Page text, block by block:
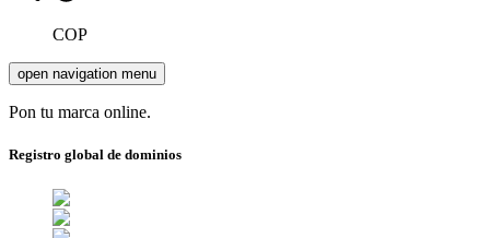
COP
open navigation menu
Pon tu marca online.
Registro global de dominios